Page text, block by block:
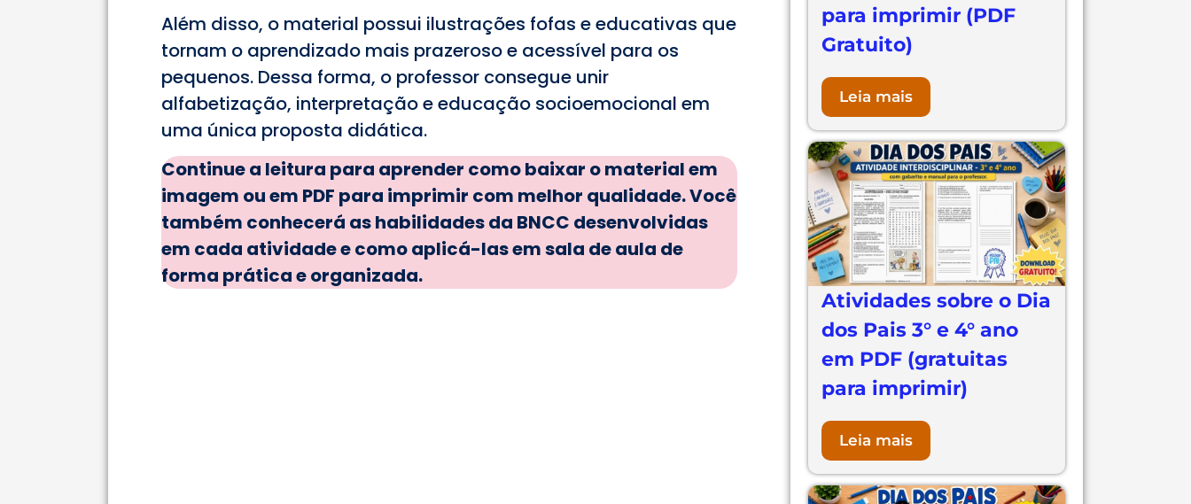
Além disso, o material possui ilustrações fofas e educativas que
tornam o aprendizado mais prazeroso e acessível para os
pequenos. Dessa forma, o professor consegue unir
alfabetização, interpretação e educação socioemocional em
uma única proposta didática.
Continue a leitura para aprender como baixar o material em
imagem ou em PDF para imprimir com melhor qualidade. Você
também conhecerá as habilidades da BNCC desenvolvidas
em cada atividade e como aplicá-las em sala de aula de
forma prática e organizada.
para imprimir (PDF
Gratuito)
Leia mais
Atividades sobre o Dia
dos Pais 3° e 4° ano
em PDF (gratuitas
para imprimir)
Leia mais